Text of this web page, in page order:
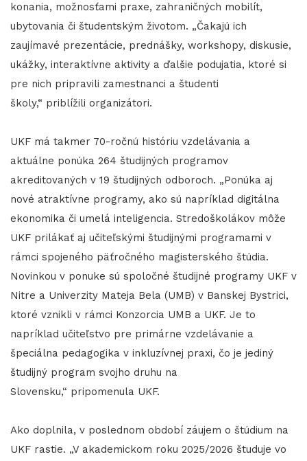
konania, možnosťami praxe, zahraničných mobilít,
ubytovania či študentským životom. „Čakajú ich
zaujímavé prezentácie, prednášky, workshopy, diskusie,
ukážky, interaktívne aktivity a ďalšie podujatia, ktoré si
pre nich pripravili zamestnanci a študenti
školy,“ priblížili organizátori.
UKF má takmer 70-ročnú históriu vzdelávania a
aktuálne ponúka 264 študijných programov
akreditovaných v 19 študijných odboroch. „Ponúka aj
nové atraktívne programy, ako sú napríklad digitálna
ekonomika či umelá inteligencia. Stredoškolákov môže
UKF prilákať aj učiteľskými študijnými programami v
rámci spojeného päťročného magisterského štúdia.
Novinkou v ponuke sú spoločné študijné programy UKF v
Nitre a Univerzity Mateja Bela (UMB) v Banskej Bystrici,
ktoré vznikli v rámci Konzorcia UMB a UKF. Je to
napríklad učiteľstvo pre primárne vzdelávanie a
špeciálna pedagogika v inkluzívnej praxi, čo je jediný
študijný program svojho druhu na
Slovensku,“ pripomenula UKF.
Ako doplnila, v poslednom období záujem o štúdium na
UKF rastie. „V akademickom roku 2025/2026 študuje vo